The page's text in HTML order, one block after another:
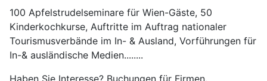
100 Apfelstrudelseminare für Wien-Gäste, 50
Kinderkochkurse, Auftritte im Auftrag nationaler
Tourismusverbände im In- & Ausland, Vorführungen für
In-& ausländische Medien........
Haben Sie Interesse? Buchungen für Firmen,